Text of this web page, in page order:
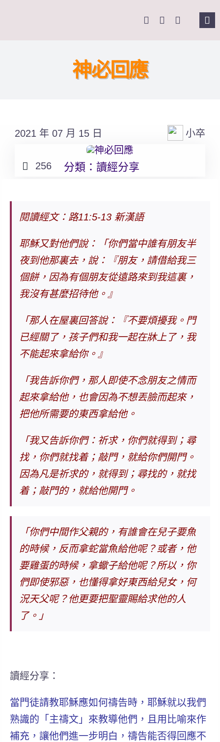
神必回應
2021 年 07 月 15 日 小卒
256 分類：讀經分享
閱讀經文：路11:5-13 新漢語
耶穌又對他們說：「你們當中誰有朋友半
夜到他那裏去，說：『朋友，請借給我三
個餅，因為有個朋友從遠路來到我這裏，
我沒有甚麼招待他。』
「那人在屋裏回答說：『不要煩擾我。門
已經關了，孩子們和我一起在牀上了，我
不能起來拿給你。』
「我告訴你們，那人即使不念朋友之情而
起來拿給他，也會因為不想丟臉而起來，
把他所需要的東西拿給他。
「我又告訴你們：祈求，你們就得到；尋
找，你們就找着；敲門，就給你們開門。
因為凡是祈求的，就得到；尋找的，就找
着；敲門的，就給他開門。
「你們中間作父親的，有誰會在兒子要魚
的時候，反而拿蛇當魚給他呢？或者，他
要雞蛋的時候，拿蠍子給他呢？所以，你
們即使邪惡，也懂得拿好東西給兒女，何
況天父呢？他更要把聖靈賜給求他的人
了。 」
讀經分享：
當門徒請教耶穌應如何禱告時，耶穌就以我們
熟識的「主禱文」來教導他們，且 用比喻來作
補充，讓他們進一步明白，禱告能否得回應不